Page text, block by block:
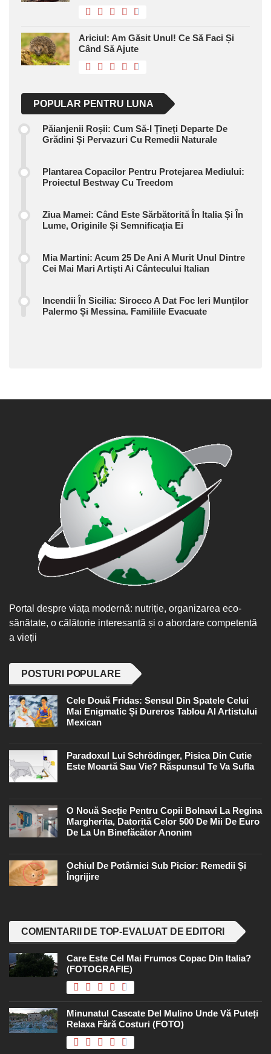
Ariciul: Am Găsit Unul! Ce Să Faci Și
Când Să Ajute
POPULAR PENTRU LUNA
Păianjenii Roșii: Cum Să-I Țineți Departe De
Grădini Și Pervazuri Cu Remedii Naturale
Plantarea Copacilor Pentru Protejarea Mediului:
Proiectul Bestway Cu Treedom
Ziua Mamei: Când Este Sărbătorită În Italia Și În
Lume, Originile Și Semnificația Ei
Mia Martini: Acum 25 De Ani A Murit Unul Dintre
Cei Mai Mari Artiști Ai Cântecului Italian
Incendii În Sicilia: Sirocco A Dat Foc Ieri Munților
Palermo Și Messina. Familiile Evacuate
Portal despre viața modernă: nutriție, organizarea eco-
sănătate, o călătorie interesantă și o abordare competentă
a vieții
POSTURI POPULARE
Cele Două Fridas: Sensul Din Spatele Celui
Mai Enigmatic Și Dureros Tablou Al Artistului
Mexican
Paradoxul Lui Schrödinger, Pisica Din Cutie
Este Moartă Sau Vie? Răspunsul Te Va Sufla
O Nouă Secție Pentru Copii Bolnavi La Regina
Margherita, Datorită Celor 500 De Mii De Euro
De La Un Binefăcător Anonim
Ochiul De Potârnici Sub Picior: Remedii Și
Îngrijire
COMENTARII DE TOP-EVALUAT DE EDITORI
Care Este Cel Mai Frumos Copac Din Italia?
(FOTOGRAFIE)
Minunatul Cascate Del Mulino Unde Vă Puteți
Relaxa Fără Costuri (FOTO)